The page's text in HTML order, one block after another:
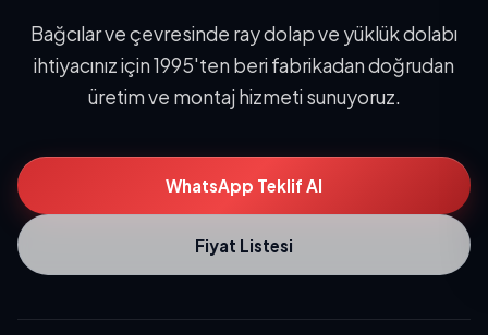
Bağcılar ve çevresinde ray dolap ve yüklük dolabı
ihtiyacınız için 1995'ten beri fabrikadan doğrudan
üretim ve montaj hizmeti sunuyoruz.
WhatsApp Teklif Al
Fiyat Listesi